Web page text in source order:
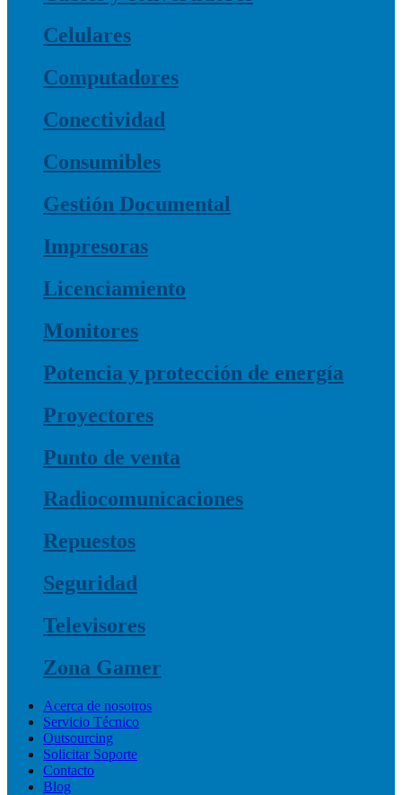
Celulares
Computadores
Conectividad
Consumibles
Gestión Documental
Impresoras
Licenciamiento
Monitores
Potencia y protección de energía
Proyectores
Punto de venta
Radiocomunicaciones
Repuestos
Seguridad
Televisores
Zona Gamer
Acerca de nosotros
Servicio Técnico
Outsourcing
Solicitar Soporte
Contacto
Blog